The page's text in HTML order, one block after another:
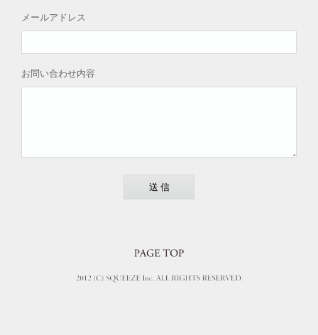
メールアドレス
お問い合わせ内容
送信
2012 ©